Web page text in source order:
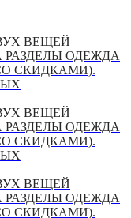
ВЕЩЕЙ
РАЗДЕЛЫ ОДЕЖДА
СКИДКАМИ).
ВЕЩЕЙ
РАЗДЕЛЫ ОДЕЖДА
СКИДКАМИ).
ВЕЩЕЙ
РАЗДЕЛЫ ОДЕЖДА
СКИДКАМИ).